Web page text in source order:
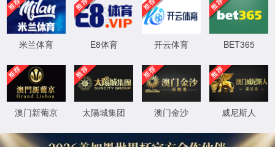
执行机构系列 球阀系列